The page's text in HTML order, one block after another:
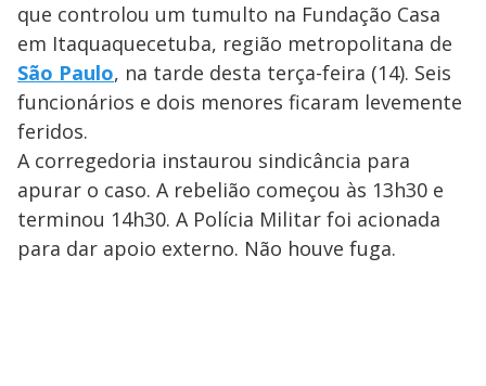
que controlou um tumulto na Fundação Casa
em Itaquaquecetuba, região metropolitana de
São Paulo, na tarde desta terça-feira (14). Seis
funcionários e dois menores ficaram levemente
feridos.
A corregedoria instaurou sindicância para
apurar o caso. A rebelião começou às 13h30 e
terminou 14h30. A Polícia Militar foi acionada
para dar apoio externo. Não houve fuga.